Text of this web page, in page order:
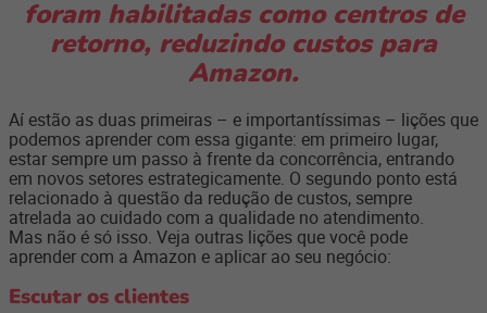
foram habilitadas como centros de
retorno, reduzindo custos para
Amazon.
Aí estão as duas primeiras – e importantíssimas – lições que
podemos aprender com essa gigante: em primeiro lugar,
estar sempre um passo à frente da concorrência, entrando
em novos setores estrategicamente. O segundo ponto está
relacionado à questão da redução de custos, sempre
atrelada ao cuidado com a qualidade no atendimento.
Mas não é só isso. Veja outras lições que você pode
aprender com a Amazon e aplicar ao seu negócio:
Escutar os clientes